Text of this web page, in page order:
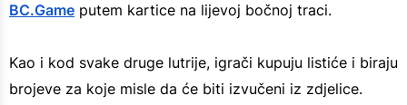
BC.Game putem kartice na lijevoj bočnoj traci.
Kao i kod svake druge lutrije, igrači kupuju listiće i biraju
brojeve za koje misle da će biti izvučeni iz zdjelice.